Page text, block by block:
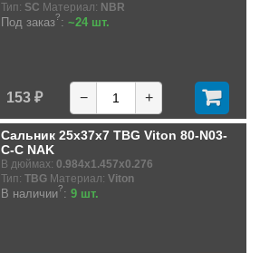
Тип: SC Материал: NBR
Под заказ?: ~24 шт.
153 ₽ − +
Сальник 25x37x7 TBG Viton 80-N03-
C-C NAK
В дюймах: 0.984x1.457x0.276
Тип: TBG Материал: Viton
В наличии?: 9 шт.